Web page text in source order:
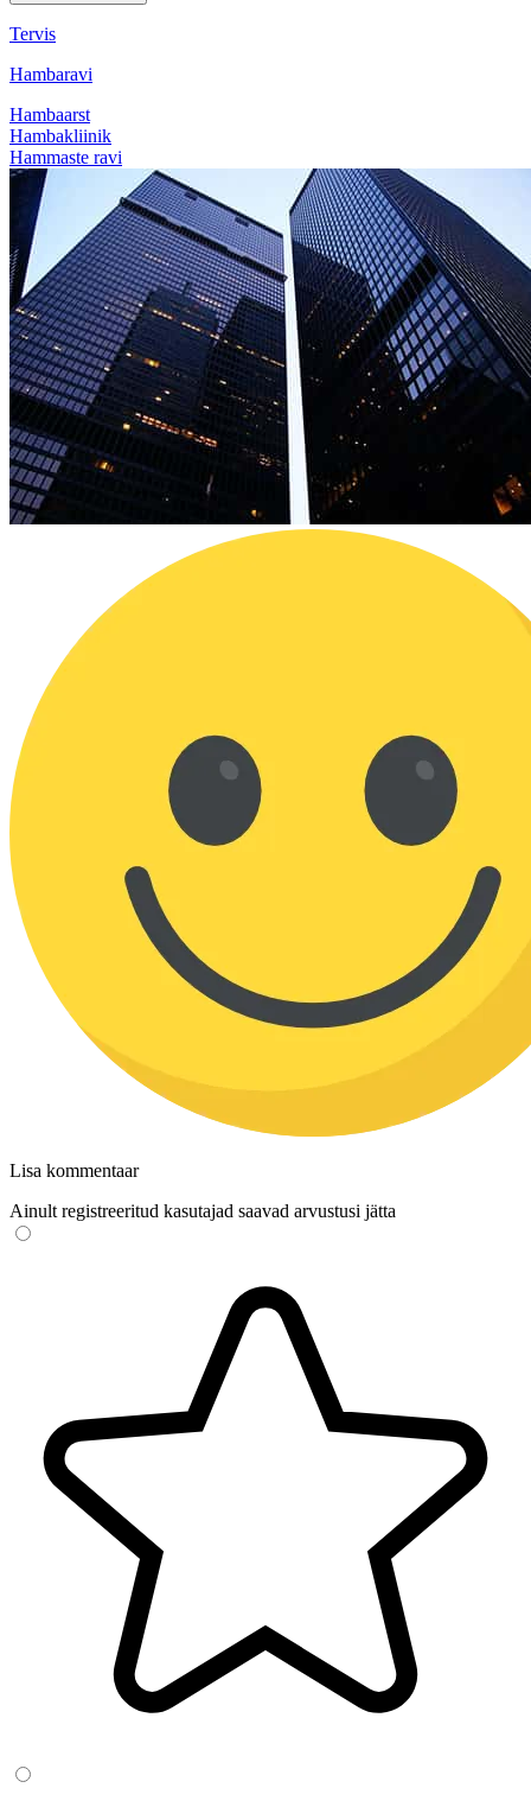
Tervis
Hambaravi
Hambaarst
Hambakliinik
Hammaste ravi
Lisa kommentaar
Ainult registreeritud kasutajad saavad arvustusi jätta